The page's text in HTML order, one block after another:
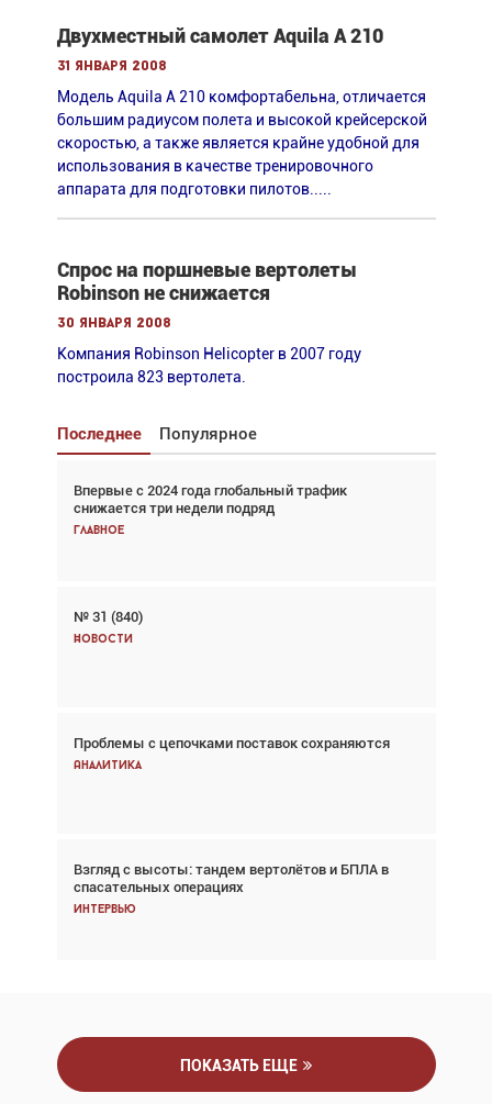
Двухместный самолет Aquila A 210
31 января 2008
Модель Aquila A 210 комфортабельна, отличается
большим радиусом полета и высокой крейсерской
скоростью, а также является крайне удобной для
использования в качестве тренировочного
аппарата для подготовки пилотов.....
Спрос на поршневые вертолеты
Robinson не снижается
30 января 2008
Компания Robinson Helicopter в 2007 году
построила 823 вертолета.
Последнее Популярное
Впервые с 2024 года глобальный трафик
снижается три недели подряд
Главное
№ 31 (840)
Новости
Проблемы с цепочками поставок сохраняются
Аналитика
Взгляд с высоты: тандем вертолётов и БПЛА в
спасательных операциях
Интервью
Взгляд с высоты: тандем вертолётов и БПЛА в
спасательных операциях
Главное
Авиационный фотограф Дэйв Кох: «Фотография
говорит сама за себя... а ИИ всё портит»
Впервые с 2024 года глобальный трафик
снижается три недели подряд
Частный самолёт – это актив. Подходите к
покупке соответствующим образом
Интервью
ПОКАЗАТЬ ЕЩЕ